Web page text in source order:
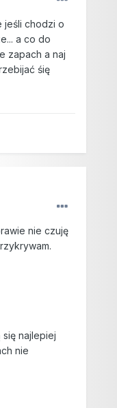
jeśli chodzi o
a co do
zapach a naj
śię
nie czuję
najlepiej
nie